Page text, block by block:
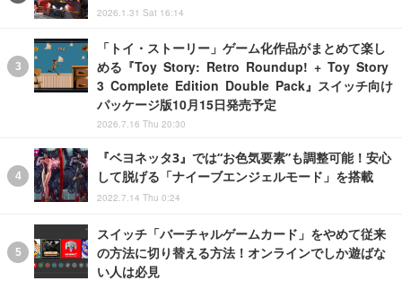
2026.1.31 Sat 16:14
「トイ・ストーリー」ゲーム化作品がまとめて楽し
める『Toy Story: Retro Roundup! + Toy Story
3 Complete Edition Double Pack』スイッチ向け
パッケージ版10月15日発売予定
2026.7.16 Thu 20:30
『ベヨネッタ3』では“お色気要素”も調整可能！安心
して脱げる「ナイーブエンジェルモード」を搭載
2022.7.14 Thu 0:24
スイッチ「バーチャルゲームカード」をやめて従来
の方法に切り替える方法！オンラインでしか遊ばな
い人は必見